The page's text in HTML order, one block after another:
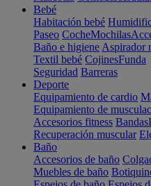
Bebé
Habitación bebé
Paseo CocheMochilas
Baño e higiene Aspirador
Textil bebé CojinesFunda
Seguridad Barreras
Deporte
Equipamiento de cardio
Equipamiento de
Accesorios fitness Bandas
Recuperación muscular
Baño
Accesorios de baño
Muebles de baño